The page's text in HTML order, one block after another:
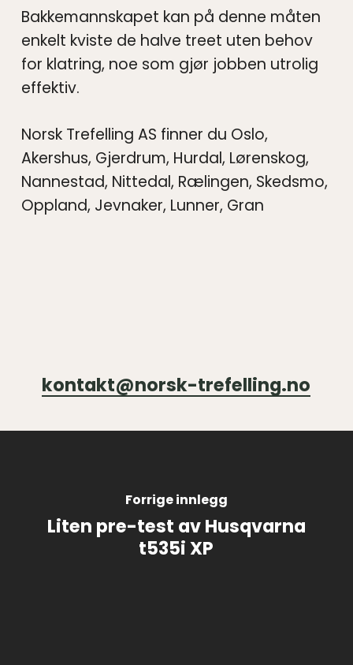
Bakkemannskapet kan på denne måten
enkelt kviste de halve treet uten behov
for klatring, noe som gjør jobben utrolig
effektiv.
Norsk Trefelling AS finner du Oslo,
Akershus, Gjerdrum, Hurdal, Lørenskog,
Nannestad, Nittedal, Rælingen, Skedsmo,
Oppland, Jevnaker, Lunner, Gran
kontakt@norsk-trefelling.no
Forrige innlegg
Liten pre-test av Husqvarna
t535i XP